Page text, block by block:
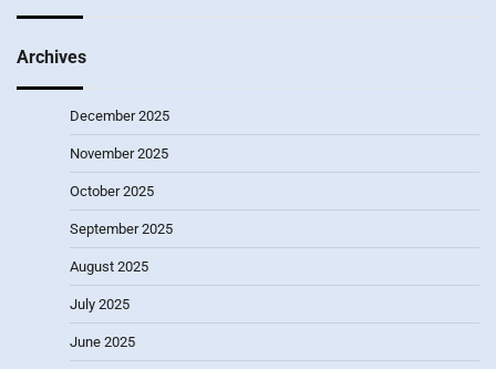
Archives
December 2025
November 2025
October 2025
September 2025
August 2025
July 2025
June 2025